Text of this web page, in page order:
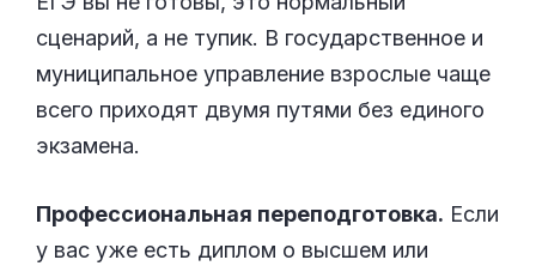
сценарий, а не тупик. В государственное и
муниципальное управление взрослые чаще
всего приходят двумя путями без единого
экзамена.
Профессиональная переподготовка. Если
у вас уже есть диплом о высшем или